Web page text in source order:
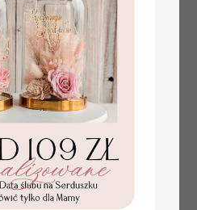
Promocja:
2.4 PLN/ 3.00 PLN